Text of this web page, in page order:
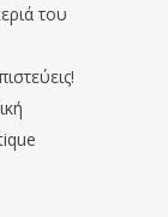
του